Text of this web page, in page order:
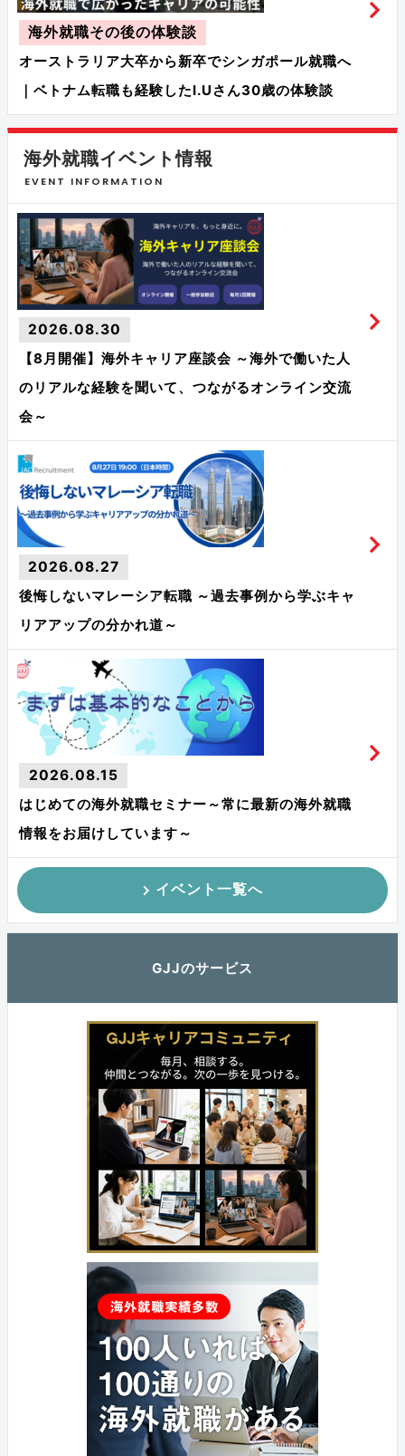
海外就職その後の体験談
オーストラリア大卒から新卒でシンガポール就職へ
｜ベトナム転職も経験したI.Uさん30歳の体験談
海外就職イベント情報
EVENT INFORMATION
2026.08.30
【8月開催】海外キャリア座談会 ～海外で働いた人
のリアルな経験を聞いて、つながるオンライン交流
会～
2026.08.27
後悔しないマレーシア転職 ～過去事例から学ぶキャ
リアアップの分かれ道～
2026.08.15
はじめての海外就職セミナー～常に最新の海外就職
情報をお届けしています～
イベント一覧へ
GJJのサービス